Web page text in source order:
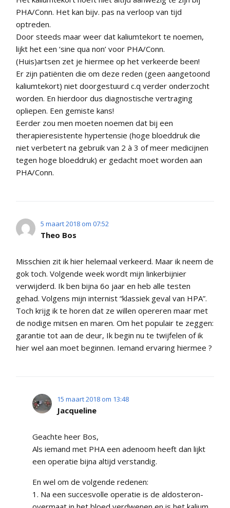
PHA/Conn. Het kan bijv. pas na verloop van tijd
optreden.
Door steeds maar weer dat kaliumtekort te noemen,
lijkt het een ‘sine qua non’ voor PHA/Conn.
(Huis)artsen zet je hiermee op het verkeerde been!
Er zijn patiënten die om deze reden (geen aangetoond
kaliumtekort) niet doorgestuurd c.q verder onderzocht
worden. En hierdoor dus diagnostische vertraging
opliepen. Een gemiste kans!
Eerder zou men moeten noemen dat bij een
therapieresistente hypertensie (hoge bloeddruk die
niet verbetert na gebruik van 2 à 3 of meer medicijnen
tegen hoge bloeddruk) er gedacht moet worden aan
PHA/Conn.
5 maart 2018 om 07:52
Theo Bos
Misschien zit ik hier helemaal verkeerd. Maar ik neem de
gok toch. Volgende week wordt mijn linkerbijnier
verwijderd. Ik ben bijna 6o jaar en heb alle testen
gehad. Volgens mijn internist “klassiek geval van HPA”.
Toch krijg ik te horen dat ze willen opereren maar met
de nodige mitsen en maren. Om het populair te zeggen:
garantie tot aan de deur, Ik begin nu te twijfelen of ik
hier wel aan moet beginnen. Iemand ervaring hiermee ?
15 maart 2018 om 13:48
Jacqueline
Geachte heer Bos,
Als iemand met PHA een adenoom heeft dan lijkt
een operatie bijna altijd verstandig.
En wel om de volgende redenen:
1. Na een succesvolle operatie is de aldosteron-